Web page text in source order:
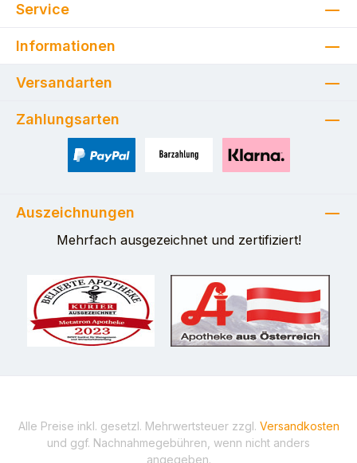
Service
Informationen
Versandarten
Zahlungsarten
Auszeichnungen
Mehrfach ausgezeichnet und zertifiziert!
Alle Preise inkl. gesetzl. Mehrwertsteuer zzgl. Versandkosten
und ggf. Nachnahmegebühren, wenn nicht anders
angegeben.